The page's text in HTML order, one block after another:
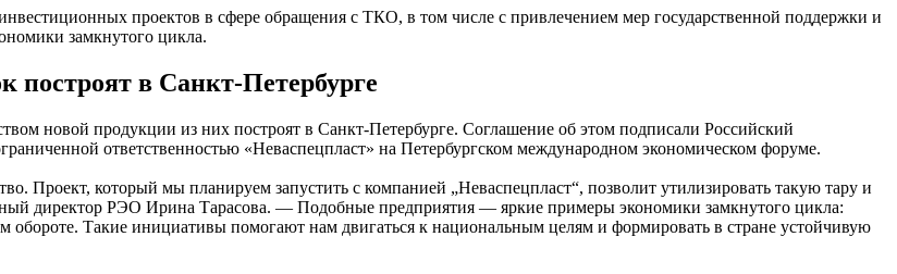
проектов в сфере обращения с ТКО, в том числе с привлечением мер государственной поддержки и
замкнутого цикла.
построят в Санкт-Петербурге
новой продукции из них построят в Санкт-Петербурге. Соглашение об этом подписали Российский
ответственностью «Неваспецпласт» на Петербургском международном экономическом форуме.
Проект, который мы планируем запустить с компанией „Неваспецпласт“, позволит утилизировать такую тару и
директор РЭО Ирина Тарасова. — Подобные предприятия — яркие примеры экономики замкнутого цикла:
обороте. Такие инициативы помогают нам двигаться к национальным целям и формировать в стране устойчивую